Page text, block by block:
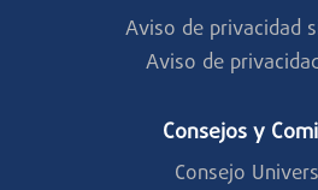
Aviso de privacidad
Aviso de
Consejos y
Consejo